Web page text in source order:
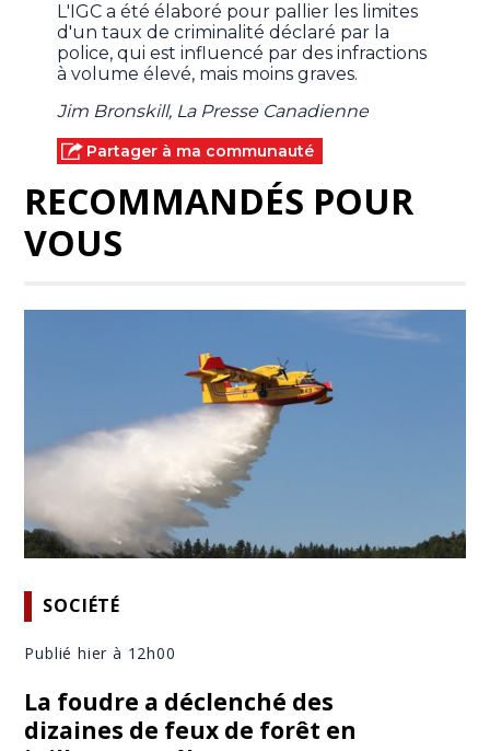
L'IGC a été élaboré pour pallier les limites
d'un taux de criminalité déclaré par la
police, qui est influencé par des infractions
à volume élevé, mais moins graves.
Jim Bronskill, La Presse Canadienne
Partager à ma communauté
RECOMMANDÉS POUR
VOUS
SOCIÉTÉ
Publié hier à 12h00
La foudre a déclenché des
dizaines de feux de forêt en